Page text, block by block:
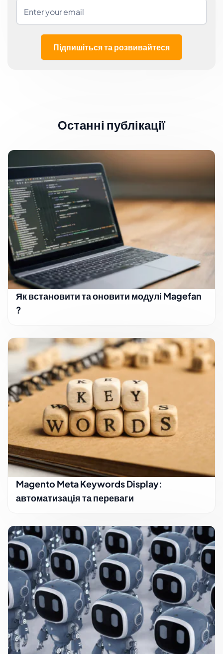
Підпишіться та розвивайтеся
Останні публікації
Як встановити та оновити модулі Magefan
?
Magento Meta Keywords Display:
автоматизація та переваги